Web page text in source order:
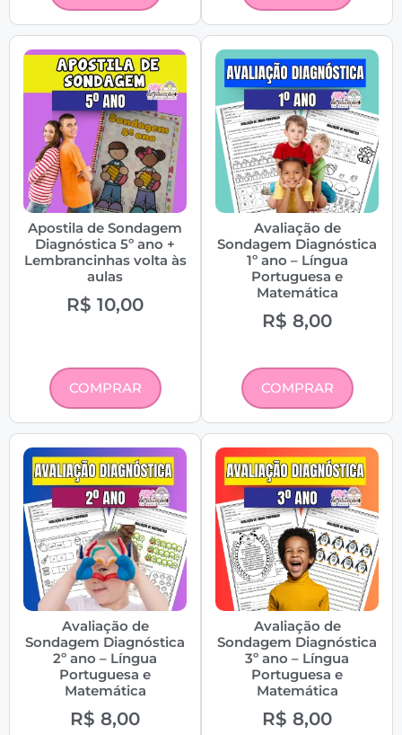
Apostila de Sondagem
Diagnóstica 5º ano +
Lembrancinhas volta às
aulas
R$ 10,00
COMPRAR
Avaliação de
Sondagem Diagnóstica
1º ano – Língua
Portuguesa e
Matemática
R$ 8,00
COMPRAR
Avaliação de
Sondagem Diagnóstica
2º ano – Língua
Portuguesa e
Matemática
R$ 8,00
Avaliação de
Sondagem Diagnóstica
3º ano – Língua
Portuguesa e
Matemática
R$ 8,00